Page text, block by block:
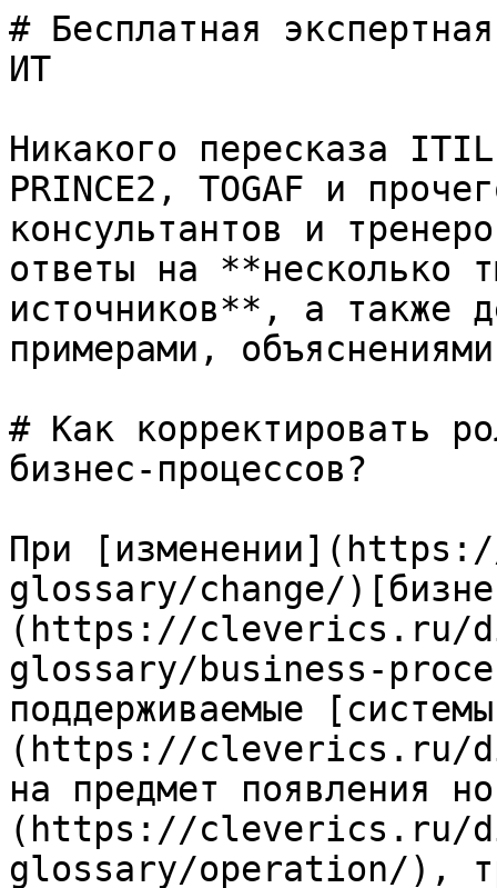
# Бесплатная
ИТ
Никакого пересказа
PRINCE2, TOGAF и
консультантов и
ответы на **несколько
источников**, а также
примерами,
# Как корректировать
бизнес-процессов?
При
glossary/change/
(https://cleverics.ru/
glossary/business-
поддерживаемые
(https://cleverics.ru/
на предмет появления
(https://cleverics.ru/
glossary/operation/),